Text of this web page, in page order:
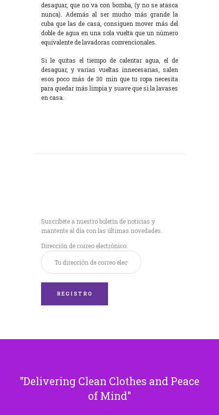
desaguar, que no va con bomba, (y no se atasca
nunca). Además al ser mucho más grande la
cuba que las de casa, consiguen mover más del
doble de agua en una sola vuelta que un número
equivalente de lavadoras convencionales.
Si le quitas el tiempo de calentar agua, el de
desaguar, y varias vueltas innecesarias, salen
esos poco más de 30 min que tu ropa necesita
para quedar más limpia y suave que si la lavases
en casa.
Suscríbete a nuestro boletín de noticias y
mantente al día con las últimas novedades.
Dirección de correo electrónico:
Delivering Clean Clothes and Peace
of Mind